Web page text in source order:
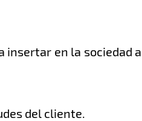
insertar en la sociedad a
del cliente.